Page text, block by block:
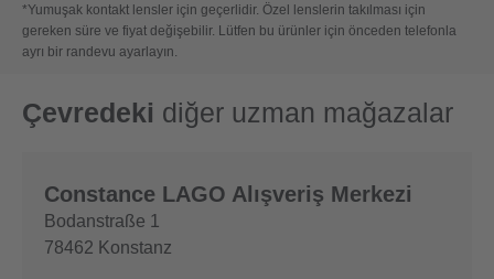
*Yumuşak kontakt lensler için geçerlidir. Özel lenslerin takılması için
gereken süre ve fiyat değişebilir. Lütfen bu ürünler için önceden telefonla
ayrı bir randevu ayarlayın.
Çevredeki diğer uzman mağazalar
Constance LAGO Alışveriş Merkezi
Bodanstraße 1
78462 Konstanz